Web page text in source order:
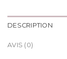
DESCRIPTION
AVIS (0)